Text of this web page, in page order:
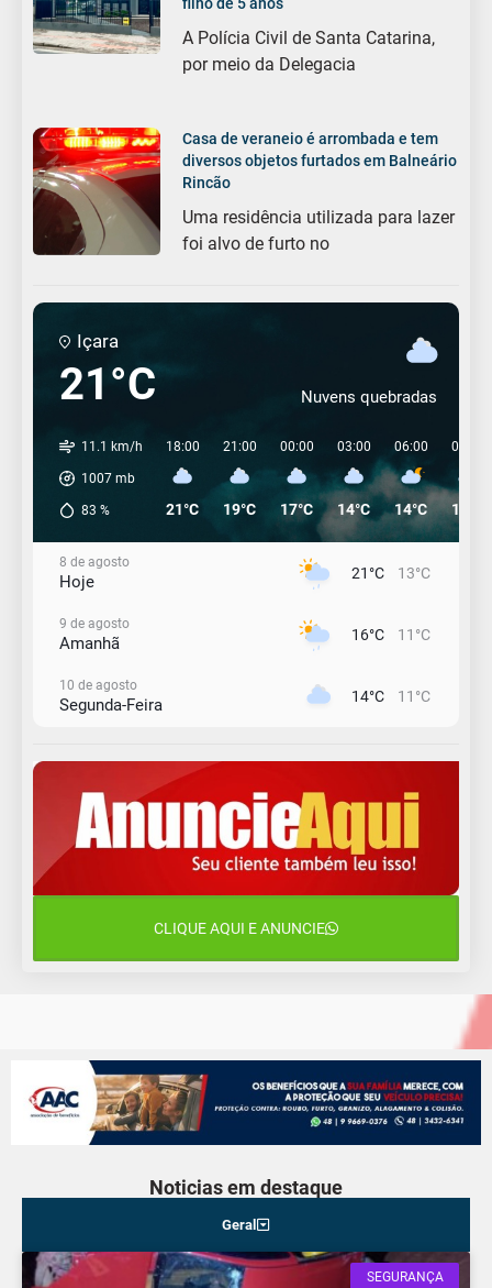
A Polícia Civil de Santa Catarina,
por meio da Delegacia
Casa de veraneio é arrombada e tem
diversos objetos furtados em Balneário
Rincão
Uma residência utilizada para lazer
foi alvo de furto no
Içara
21°C Nuvens quebradas
11.1 km/h
1007 mb
83 %
18:00
21°C
21:00
19°C
00:00
17°C
03:00
14°C
06:00
14°C
09:00
14°C
8 de agosto
Hoje 21°C 13°C
9 de agosto
Amanhã 16°C 11°C
10 de agosto
Segunda-Feira 14°C 11°C
Terça-Feira 15°C 10°C
12 de agosto
Quarta-Feira
CLIQUE AQUI E ANUNCIE
Noticias em destaque
Geral
SEGURANÇA